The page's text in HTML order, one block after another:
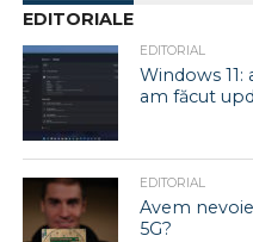
EDITORIALE
EDITORIAL
Windows 11:
am făcut
EDITORIAL
Avem
5G?